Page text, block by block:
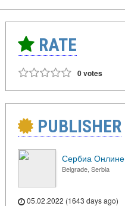
RATE
0 votes
PUBLISHER
Сербиа Онлине
Belgrade, Serbia
05.02.2022 (1643 days ago)